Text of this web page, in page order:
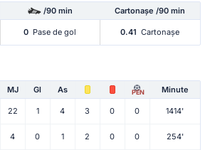
/90 min Cartonașe /90 min
0 Pase de gol 0.41 Cartonașe
MJ Gl As PEN Minute
22 1 4 3 0 0 1414'
4 0 1 2 0 0 254'